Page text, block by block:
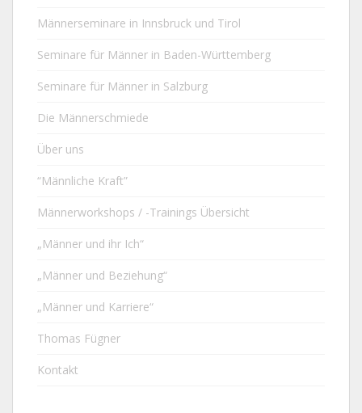
Männerseminare in Innsbruck und Tirol
Seminare für Männer in Baden-Württemberg
Seminare für Männer in Salzburg
Die Männerschmiede
Über uns
“Männliche Kraft”
Männerworkshops / -Trainings Übersicht
„Männer und ihr Ich“
„Männer und Beziehung“
„Männer und Karriere“
Thomas Fügner
Kontakt